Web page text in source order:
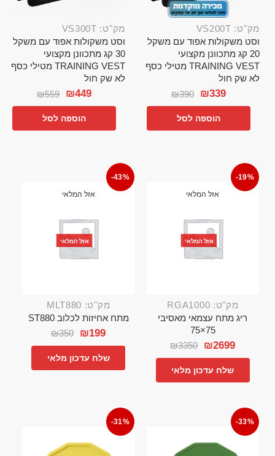
מק"ט: VS200T
וסט משקולות אפוד עם משקל
20 קג מתכוונן מקצועי
TRAINING VEST מטילי כסף
לא שק חול
₪390 ₪339
הוספה לסל
מק"ט: VS300T
וסט משקולות אפוד עם משקל
30 קג מתכוונן מקצועי
TRAINING VEST מטילי כסף
לא שק חול
₪559 ₪449
הוספה לסל
-19%
אזל המלאי
אזל המלאי
מק"ט: RGA1000
ריג מתח עצמאי מאסיבי
75×75
₪3350 ₪2699
שלח עדכון מלאי
-43%
אזל המלאי
אזל המלאי
מק"ט: MLT880
מתח אחיזות לכלוב ST880
₪350 ₪199
שלח עדכון מלאי
-33%
-31%